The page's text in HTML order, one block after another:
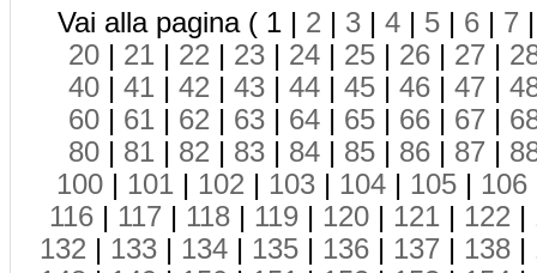
Vai alla pagina ( 1 | 2 | 3 | 4 | 5 | 6 | 7
20 | 21 | 22 | 23 | 24 | 25 | 26 | 27 |
40 | 41 | 42 | 43 | 44 | 45 | 46 | 47 |
60 | 61 | 62 | 63 | 64 | 65 | 66 | 67 |
80 | 81 | 82 | 83 | 84 | 85 | 86 | 87 |
100 | 101 | 102 | 103 | 104 | 105 | 106
116 | 117 | 118 | 119 | 120 | 121 | 122 |
132 | 133 | 134 | 135 | 136 | 137 | 138 |